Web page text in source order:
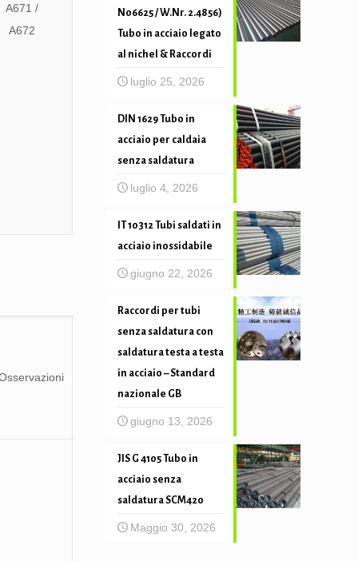
A671 /
A672
N06625 / W.Nr. 2.4856)
Tubo in acciaio legato
al nichel & Raccordi
luglio 25, 2026
DIN 1629 Tubo in
acciaio per caldaia
senza saldatura
luglio 4, 2026
IT 10312 Tubi saldati in
acciaio inossidabile
giugno 22, 2026
Raccordi per tubi
senza saldatura con
saldatura testa a testa
in acciaio – Standard
nazionale GB
giugno 13, 2026
JIS G 4105 Tubo in
acciaio senza
saldatura SCM420
Maggio 30, 2026